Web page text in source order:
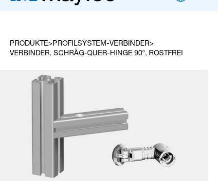
PRODUKTE
PROFILSYSTEM-VERBINDER
VERBINDER, SCHRÄG-QUER-HINGE 90°, ROSTFREI